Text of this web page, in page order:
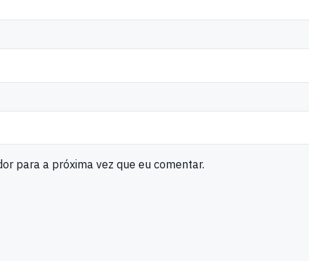
para a próxima vez que eu comentar.